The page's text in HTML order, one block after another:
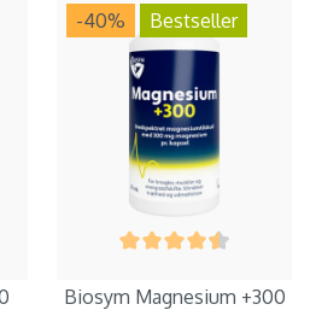
-40% Bestseller
Biosym Magnesium +300